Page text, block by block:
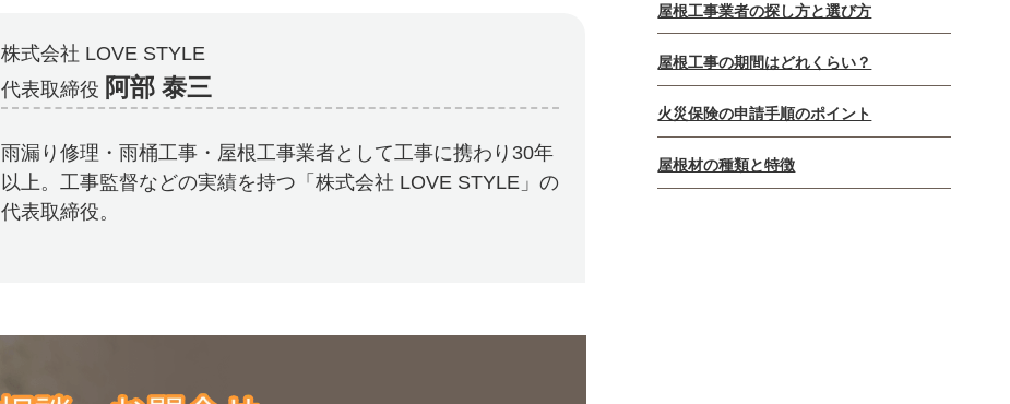
株式会社 LOVE STYLE
代表取締役 阿部 泰三
雨漏り修理・雨桶工事・屋根工事業者として工事に携わり30年
以上。工事監督などの実績を持つ「株式会社 LOVE STYLE」の
代表取締役。
屋根工事業者の探し方と選び方
屋根工事の期間はどれくらい？
火災保険の申請手順のポイント
屋根材の種類と特徴